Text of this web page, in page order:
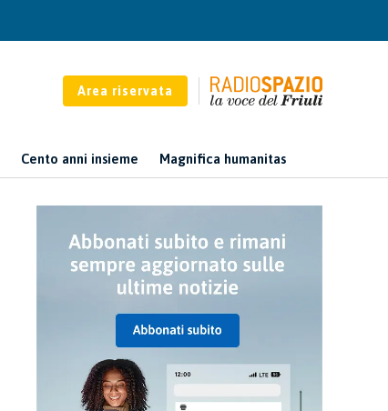
Area riservata
Cento anni insieme Magnifica humanitas